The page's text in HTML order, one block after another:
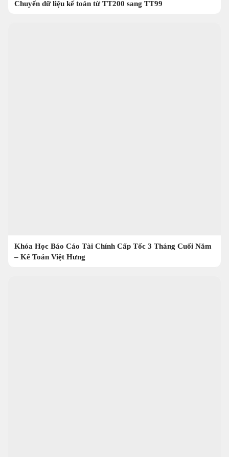
Chuyển dữ liệu kế toán từ TT200 sang TT99
Khóa Học Báo Cáo Tài Chính Cấp Tốc 3 Tháng Cuối Năm
– Kế Toán Việt Hưng